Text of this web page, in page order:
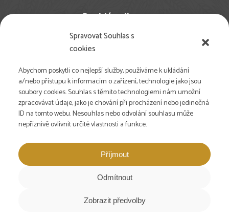
Spravovat Souhlas s
cookies
Abychom poskytli co nejlepší služby, používáme k ukládání
a/nebo přístupu k informacím o zařízení, technologie jako jsou
soubory cookies. Souhlas s těmito technologiemi nám umožní
zpracovávat údaje, jako je chování při procházení nebo jedinečná
ID na tomto webu. Nesouhlas nebo odvolání souhlasu může
nepříznivě ovlivnit určité vlastnosti a funkce.
Příjmout
Odmítnout
Zobrazit předvolby
Rychlé odkazy
Nejčastější dotazy
Pro studenty
Pro farmy
Newsletter
Volné pozice
Podpořte nás
DE | Landbauschule
Sociální sítě